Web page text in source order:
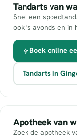
Tandarts van
Snel een
ook 's avonds en in
Boek online
Tandarts in
Apotheek van
Zoek de apotheek